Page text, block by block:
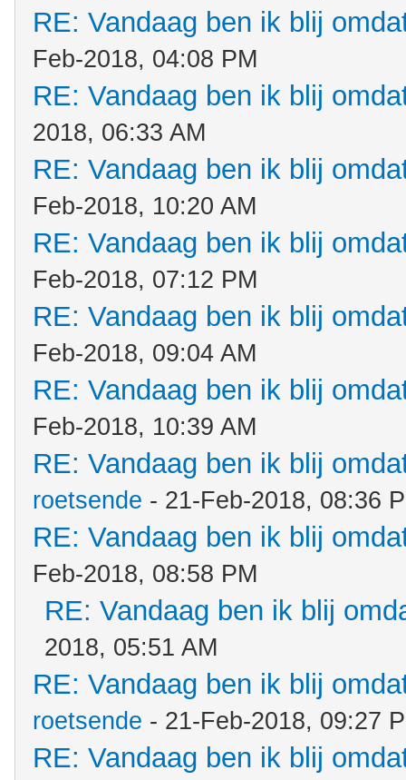
RE: Vandaag ben ik blij
Feb-2018, 04:08 PM
RE: Vandaag ben ik blij
2018, 06:33 AM
RE: Vandaag ben ik blij
Feb-2018, 10:20 AM
RE: Vandaag ben ik blij
Feb-2018, 07:12 PM
RE: Vandaag ben ik blij
Feb-2018, 09:04 AM
RE: Vandaag ben ik blij
Feb-2018, 10:39 AM
RE: Vandaag ben ik blij
roetsende - 21-Feb-2018, 08:36
RE: Vandaag ben ik blij
Feb-2018, 08:58 PM
RE: Vandaag ben ik blij
2018, 05:51 AM
RE: Vandaag ben ik blij
roetsende - 21-Feb-2018, 09:27
RE: Vandaag ben ik blij